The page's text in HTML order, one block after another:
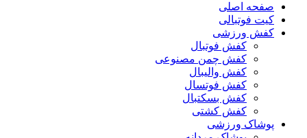
صفحه اصلی
کیت فوتبالی
کفش ورزشی
کفش فوتبال
کفش چمن مصنوعی
کفش والیبال
کفش فوتسال
کفش بسکتبال
کفش کشتی
پوشاک ورزشی